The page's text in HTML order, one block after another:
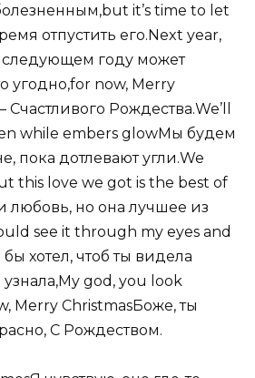
it’s time to let
отпустить его.Next year,
году может
угодно,for now, Merry
Рождества.We’ll
while embers glowМы будем
пока дотлевают угли.We
this love we got is the best of
любовь, но она лучшее из
see it through my eyes and
хотел, чтоб ты видела
god, you look
Merry ChristmasБоже, ты
С Рождеством.